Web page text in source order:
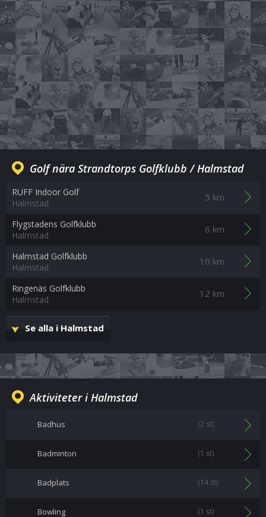
Golf nära Strandtorps Golfklubb / Halmstad
RUFF Indoor Golf
Halmstad
5 km
Flygstadens Golfklubb
Halmstad
6 km
Halmstad Golfklubb
Halmstad
10 km
Ringenäs Golfklubb
Halmstad
12 km
Se alla i Halmstad
Aktiviteter i Halmstad
Badhus (2 st)
Badminton (1 st)
Badplats (14 st)
Bowling (1 st)